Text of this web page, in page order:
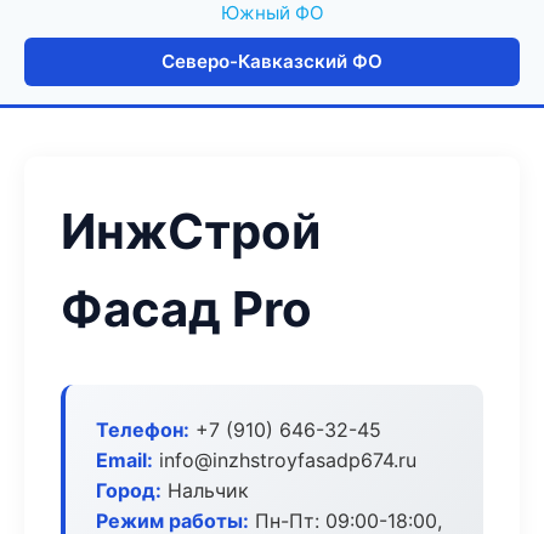
Южный ФО
Северо-Кавказский ФО
ИнжСтрой
Фасад Pro
Телефон: +7 (910) 646-32-45
Email: info@inzhstroyfasadp674.ru
Город: Нальчик
Режим работы: Пн-Пт: 09:00-18:00,